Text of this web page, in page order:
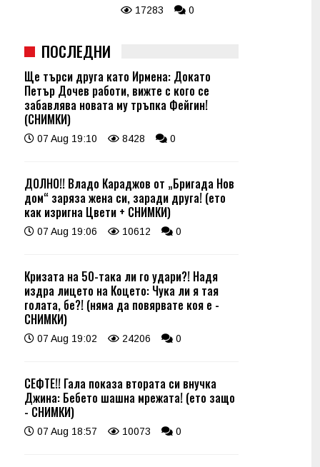
17283 0
ПОСЛЕДНИ
Ще търси друга като Ирмена: Докато
Петър Дочев работи, вижте с кого се
забавлява новата му тръпка Фейгин!
(СНИМКИ)
07 Aug 19:10 8428 0
ДОЛНО!! Владо Караджов от „Бригада Нов
дом“ заряза жена си, заради друга! (ето
как изригна Цвети + СНИМКИ)
07 Aug 19:06 10612 0
Кризата на 50-така ли го удари?! Надя
издра лицето на Коцето: Чука ли я тая
голата, бе?! (няма да повярвате коя е -
СНИМКИ)
07 Aug 19:02 24206 0
СЕФТЕ!! Гала показа втората си внучка
Джина: Бебето шашна мрежата! (ето защо
- СНИМКИ)
07 Aug 18:57 10073 0